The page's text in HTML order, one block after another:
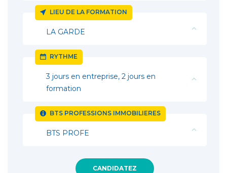
LIEU DE LA FORMATION
LA GARDE
RYTHME
3 jours en entreprise, 2 jours en
formation
BTS PROFESSIONS IMMOBILIERES
BTS PROFE
CANDIDATEZ